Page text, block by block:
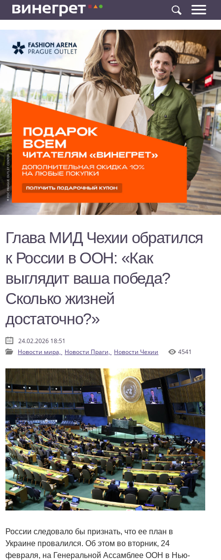
Глава МИД Чехии обратился
к России в ООН: «Как
выглядит ваша победа?
Сколько жизней
достаточно?»
24.02.2026 18:51
Новости мира, Новости Праги, Новости Чехии 4541
России следовало бы признать, что ее план в
Украине провалился. Об этом во вторник, 24
февраля, на Генеральной Ассамблее ООН в Нью-